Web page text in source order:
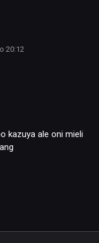
20:12
kazuya ale oni mieli